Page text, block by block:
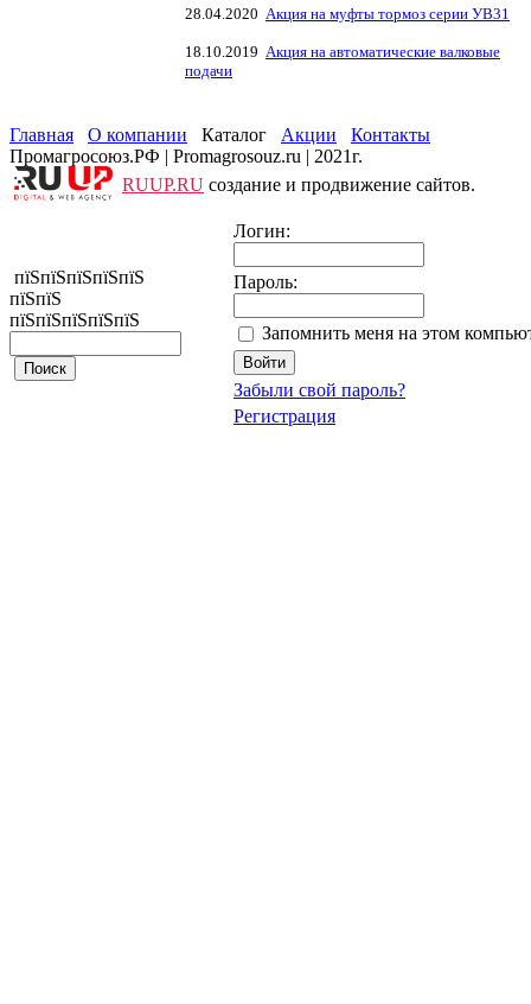
28.04.2020 Акция на муфты тормоз серии УВ31
18.10.2019 Акция на автоматические валковые
подачи
Главная О компании Каталог Акции
Контакты
Промагросоюз.РФ | Promagrosouz.ru | 2021г.
RUUP.RU создание и продвижение сайтов.
пїЅпїЅпїЅпїЅпїЅ
пїЅпїЅ
пїЅпїЅпїЅпїЅпїЅ
Логин:
Пароль:
Запомнить меня на этом
Забыли свой пароль?
Регистрация